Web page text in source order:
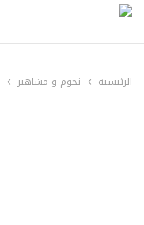
الرئيسية نجوم و مشاهير